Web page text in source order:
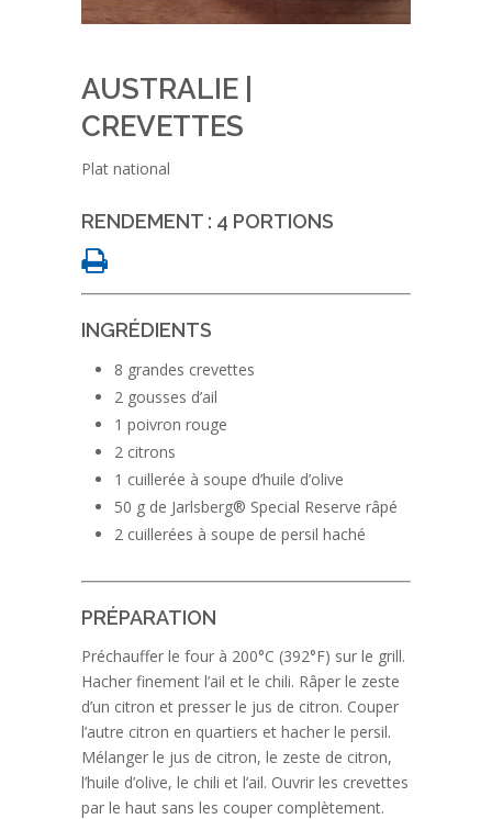
AUSTRALIE |
CREVETTES
Plat national
RENDEMENT : 4 PORTIONS
INGRÉDIENTS
8 grandes crevettes
2 gousses d’ail
1 poivron rouge
2 citrons
1 cuillerée à soupe d’huile d’olive
50 g de Jarlsberg® Special Reserve râpé
2 cuillerées à soupe de persil haché
PRÉPARATION
Préchauffer le four à 200°C (392°F) sur le grill.
Hacher finement l’ail et le chili. Râper le zeste
d’un citron et presser le jus de citron. Couper
l’autre citron en quartiers et hacher le persil.
Mélanger le jus de citron, le zeste de citron,
l’huile d’olive, le chili et l’ail. Ouvrir les crevettes
par le haut sans les couper complètement.